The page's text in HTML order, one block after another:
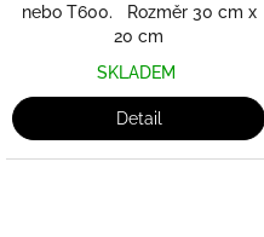
nebo T600. Rozměr 30 cm x
20 cm
SKLADEM
Detail